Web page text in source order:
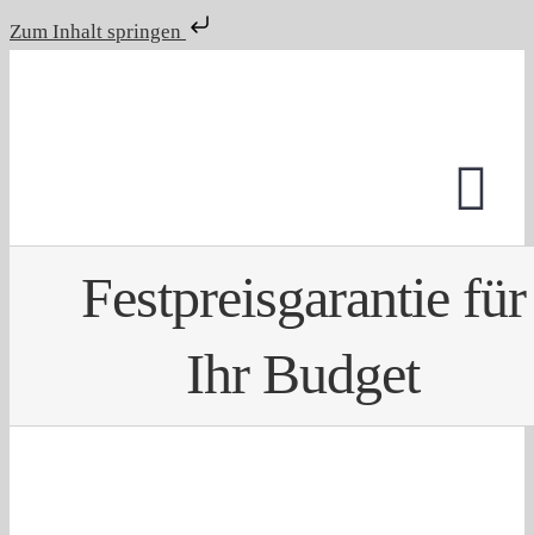
Zum Inhalt springen
NEWS
Festpreisgarantie für
Ihr Budget